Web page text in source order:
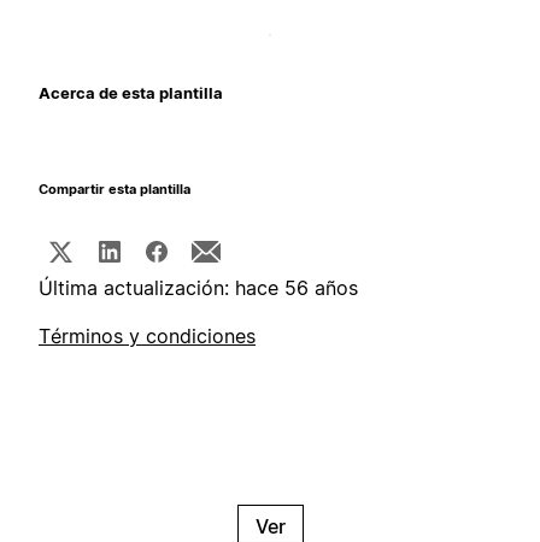
Acerca de esta plantilla
Compartir esta plantilla
Última actualización: hace 56 años
Términos y condiciones
Ver